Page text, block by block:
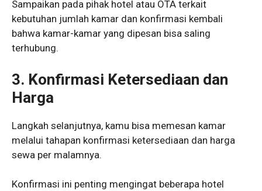
Sampaikan pada pihak hotel atau OTA terkait
kebutuhan jumlah kamar dan konfirmasi kembali
bahwa kamar-kamar yang dipesan bisa saling
terhubung.
3. Konfirmasi Ketersediaan dan
Harga
Langkah selanjutnya, kamu bisa memesan kamar
melalui tahapan konfirmasi ketersediaan dan harga
sewa per malamnya.
Konfirmasi ini penting mengingat beberapa hotel